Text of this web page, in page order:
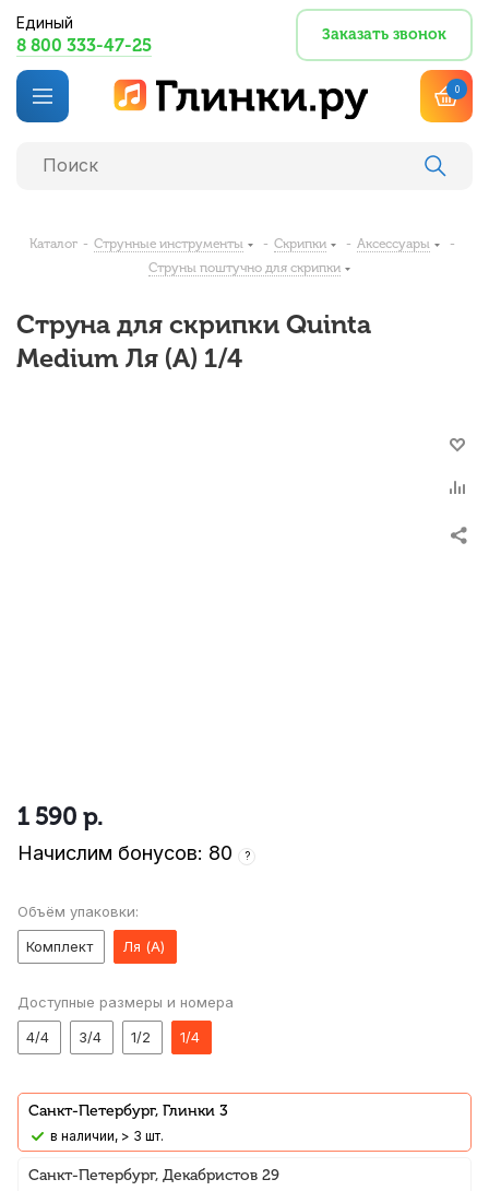
Единый
8 800 333-47-25
Заказать звонок
0
Каталог - Струнные инструменты - Скрипки - Аксессуары
-
Струны поштучно для скрипки
Струна для скрипки Quinta
Medium Ля (A) 1/4
1 590 р.
Начислим бонусов: 80 ?
Объём упаковки:
Комплект
Ля (A)
Доступные размеры и номера
4/4
3/4 1/2 1/4
Санкт-Петербург, Глинки 3
В наличии, > 3 шт.
Санкт-Петербург, Декабристов 29